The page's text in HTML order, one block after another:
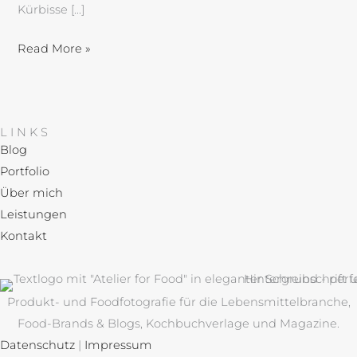
Kürbisse […]
Read More »
LINKS
Blog
Portfolio
Über mich
Leistungen
Kontakt
Produkt- und Foodfotografie für die Lebensmittelbranche,
Food-Brands & Blogs, Kochbuchverlage und Magazine.
Datenschutz | Impressum